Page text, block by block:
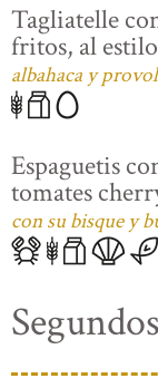
Tagliatelle
fritos, al
albahaca y
Espaguetis
tomates
con su bisque y